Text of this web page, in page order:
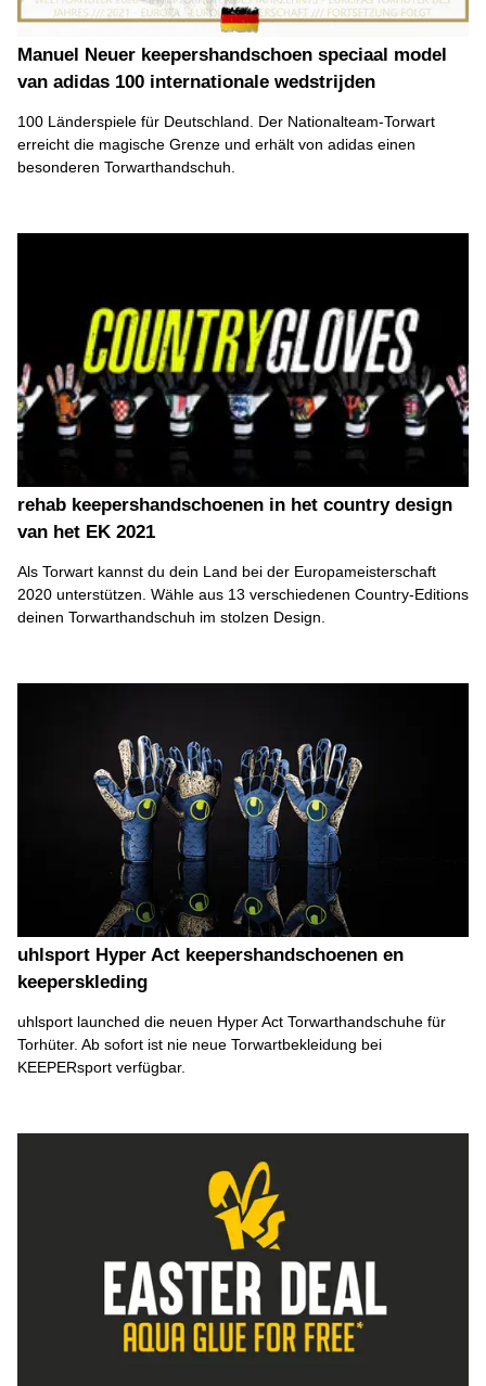
Manuel Neuer keepershandschoen speciaal model
van adidas 100 internationale wedstrijden
100 Länderspiele für Deutschland. Der Nationalteam-Torwart
erreicht die magische Grenze und erhält von adidas einen
besonderen Torwarthandschuh.
rehab keepershandschoenen in het country design
van het EK 2021
Als Torwart kannst du dein Land bei der Europameisterschaft
2020 unterstützen. Wähle aus 13 verschiedenen Country-Editions
deinen Torwarthandschuh im stolzen Design.
uhlsport Hyper Act keepershandschoenen en
keeperskleding
uhlsport launched die neuen Hyper Act Torwarthandschuhe für
Torhüter. Ab sofort ist nie neue Torwartbekleidung bei
KEEPERsport verfügbar.